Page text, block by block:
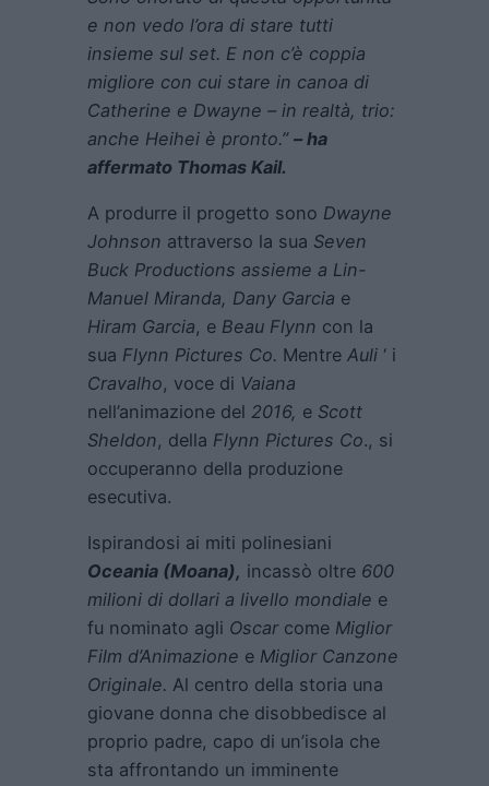
e non vedo l’ora di stare tutti
insieme sul set. E non c’è coppia
migliore con cui stare in canoa di
Catherine e Dwayne – in realtà, trio:
anche Heihei è pronto.” – ha
affermato Thomas Kail.
A produrre il progetto sono Dwayne
Johnson attraverso la sua Seven
Buck Productions assieme a Lin-
Manuel Miranda, Dany Garcia e
Hiram Garcia, e Beau Flynn con la
sua Flynn Pictures Co. Mentre Auli ‘ i
Cravalho, voce di Vaiana
nell’animazione del 2016, e Scott
Sheldon, della Flynn Pictures Co., si
occuperanno della produzione
esecutiva.
Ispirandosi ai miti polinesiani
Oceania (Moana), incassò oltre 600
milioni di dollari a livello mondiale e
fu nominato agli Oscarcome Miglior
Film d’Animazione e Miglior Canzone
Originale. Al centro della storia una
giovane donna che disobbedisce al
proprio padre, capo di un’isola che
sta affrontando un imminente